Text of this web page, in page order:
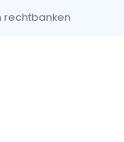
rechtbanken